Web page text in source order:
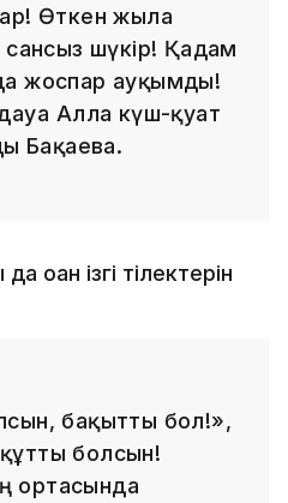
Өткен жылға
шүкір! Қадам
жоспар ауқымды!
Алла күш-қуат
Бақаева.
оған ізгі тілектерін
бақытты бол!»,
болсын!
ортасында